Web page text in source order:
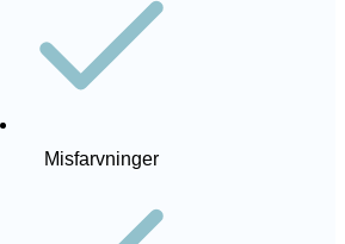
Misfarvninger